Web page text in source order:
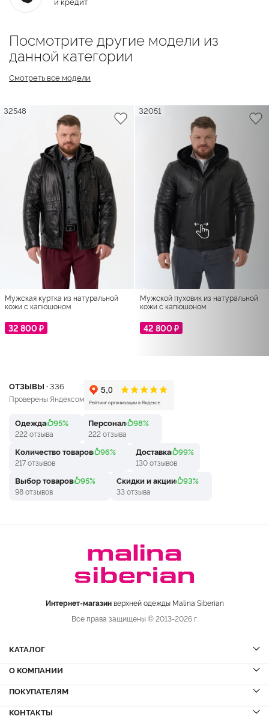
Посмотрите другие модели из
данной категории
Смотреть все модели
32548
Мужская куртка из натуральной
кожи с капюшоном
32 800 ₽
32051
Мужской пуховик из натуральной
кожи с капюшоном
42 800 ₽
ОТЗЫВЫ · 336
Проверены Яндексом
Одежда 95%
222 отзыва
Персонал 98%
222 отзыва
Количество товаров 96%
217 отзывов
Доставка 99%
130 отзывов
Выбор товаров 95%
98 отзывов
Скидки и акции 93%
33 отзыва
Интернет-магазинверхней одежды Malina Siberian
Все права защищены © 2013-2026 г.
КАТАЛОГ
Шубы
Шубы из норки
Шубы из куницы
Дубленки
О КОМПАНИИ
Вопрос-ответ
Сервисный центр
ПОКУПАТЕЛЯМ
Акции
КОНТАКТЫ